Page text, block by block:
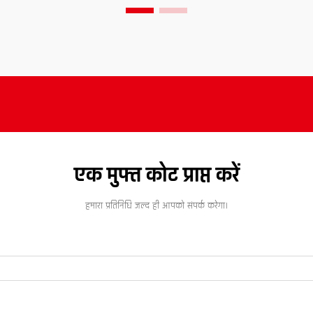
एक मुफ्त कोट प्राप्त करें
हमारा प्रतिनिधि जल्द ही आपको संपर्क करेगा।